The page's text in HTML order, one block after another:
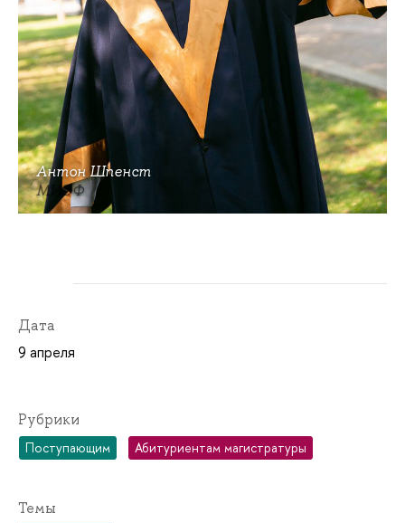
Антон Шпенст
МИЭФ
Дата
9 апреля
Рубрики
Поступающим Абитуриентам магистратуры
Темы